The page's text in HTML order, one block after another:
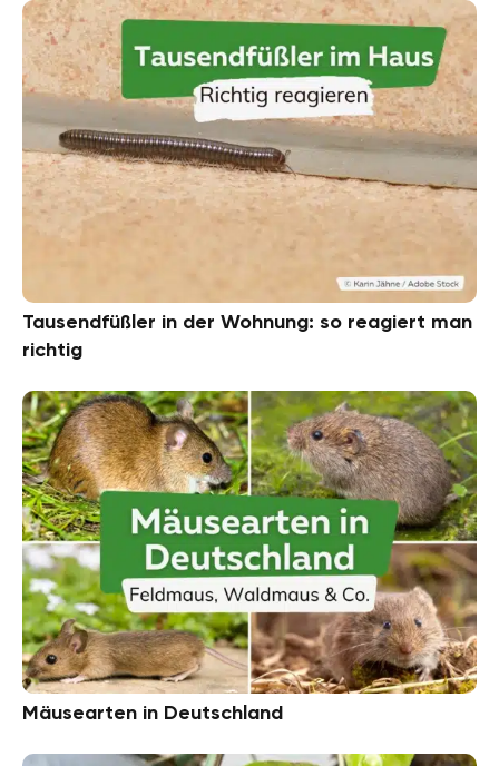
Tausendfüßler in der Wohnung: so reagiert man
richtig
Mäusearten in Deutschland